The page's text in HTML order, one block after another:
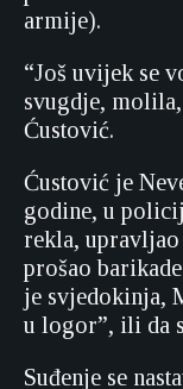
armije).
“Još uvijek se
svugdje,
Ćustović.
Ćustović je
godine, u
rekla,
prošao
je svjedokinja,
u logor”, ili da
Suđenje se